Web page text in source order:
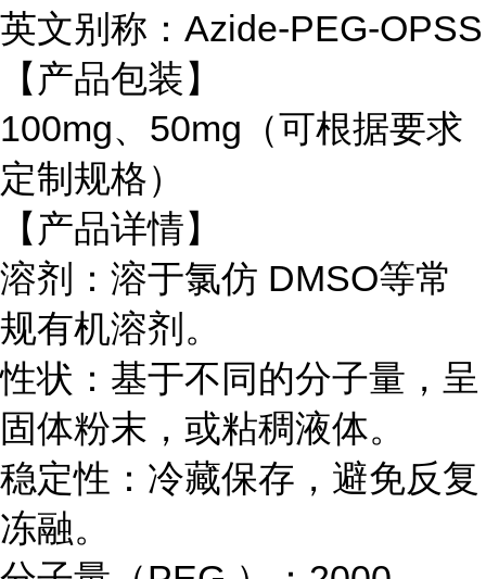
英文别称： Azide-PEG-OPSS
【产品包装】
100mg、 50mg （可根据要求
定制规格）
【产品详情】
溶剂：溶于氯仿 DMSO等常
规有机溶剂。
性状：基于不同的分子量，呈
固体粉末，或粘稠液体。
稳定性：冷藏保存，避免反复
冻融。